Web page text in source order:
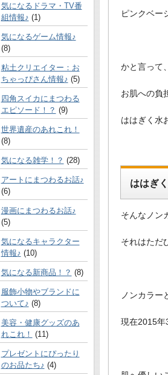
ピンクベー
かと言って
お肌への負
ははぎく水
ははぎ
そんなノン
それはただ
ノンカラー
現在2015年
気になるドラマ・TV番
組情報♪ (1)
気になるゲーム情報♪
(8)
粘土クリエイター：お
ちゃっぴさん情報♪ (5)
四角スイカにまつわる
エピソード！？ (9)
世界遺産のあれこれ！
(8)
気になる雑学！？ (28)
アートにまつわるお話♪
(6)
漫画にまつわるお話♪
(5)
気になるキャラクター
情報♪ (10)
気になる新商品！？ (8)
服飾小物やブランドに
ついて♪ (8)
美容・健康グッズのあ
れこれ！ (11)
プレゼントにぴったり
のお品たち♪ (4)